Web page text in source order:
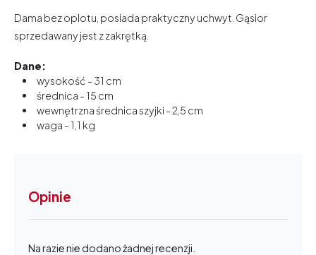
Dama bez oplotu, posiada praktyczny uchwyt. Gąsior
sprzedawany jest z zakrętką.
Dane:
wysokość - 31 cm
średnica - 15 cm
wewnętrzna średnica szyjki - 2,5 cm
waga - 1,1 kg
Opinie
Na razie nie dodano żadnej recenzji.